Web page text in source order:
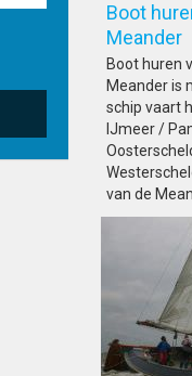
Boot
Boot huren
Meander is
schip vaart
IJmeer /
van de